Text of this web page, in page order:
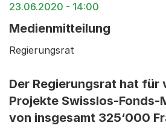
23.06.2020 - 14:00
Medienmitteilung
Regierungsrat
Der Regierungsrat hat für
Projekte Swisslos-Fonds-
von insgesamt 325‘000